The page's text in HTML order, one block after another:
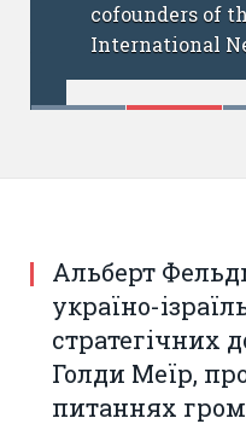
cofounders of the
International
Альберт
україно-
стратегічних
Голди Меїр,
питаннях